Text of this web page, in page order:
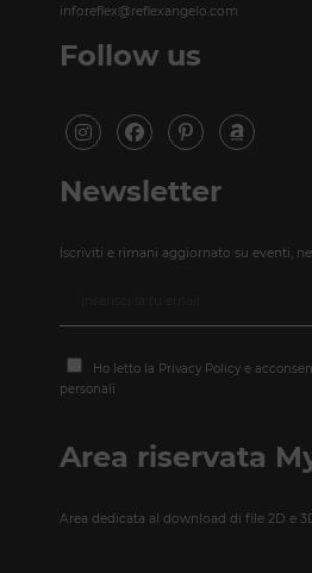
inforeflex@reflexangelo.com
Follow us
Newsletter
Iscriviti e rimani aggiornato su eventi,
Ho letto la Privacy Policy e
personali
Area riservata
Area dedicata al download di file 2D e